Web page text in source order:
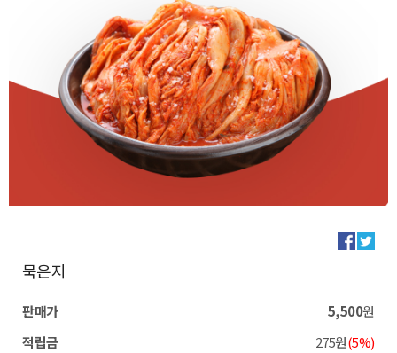
묵은지
판매가 5,500원
적립금
275원(5%)